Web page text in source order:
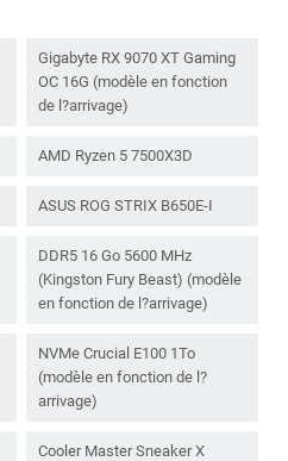
Gigabyte RX 9070 XT Gaming
OC 16G (modèle en fonction
de l?arrivage)
AMD Ryzen 5 7500X3D
ASUS ROG STRIX B650E-I
DDR5 16 Go 5600 MHz
(Kingston Fury Beast) (modèle
en fonction de l?arrivage)
NVMe Crucial E100 1To
(modèle en fonction de l?
arrivage)
Cooler Master Sneaker X